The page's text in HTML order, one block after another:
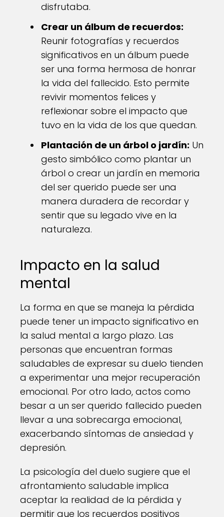
disfrutaba.
Crear un álbum de recuerdos:
Reunir fotografías y recuerdos
significativos en un álbum puede
ser una forma hermosa de honrar
la vida del fallecido. Esto permite
revivir momentos felices y
reflexionar sobre el impacto que
tuvo en la vida de los que quedan.
Plantación de un árbol o jardín: Un
gesto simbólico como plantar un
árbol o crear un jardín en memoria
del ser querido puede ser una
manera duradera de recordar y
sentir que su legado vive en la
naturaleza.
Impacto en la salud
mental
La forma en que se maneja la pérdida
puede tener un impacto significativo en
la salud mental a largo plazo. Las
personas que encuentran formas
saludables de expresar su duelo tienden
a experimentar una mejor recuperación
emocional. Por otro lado, actos como
besar a un ser querido fallecido pueden
llevar a una sobrecarga emocional,
exacerbando síntomas de ansiedad y
depresión.
La psicología del duelo sugiere que el
afrontamiento saludable implica
aceptar la realidad de la pérdida y
permitir que los recuerdos positivos